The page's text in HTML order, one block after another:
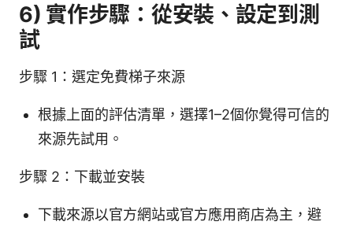
6) 實作步驟：從安裝、設定到測
試
步驟 1：選定免費梯子來源
根據上面的評估清單，選擇1–2個你覺得可信的
來源先試用。
步驟 2：下載並安裝
下載來源以官方網站或官方應用商店為主，避